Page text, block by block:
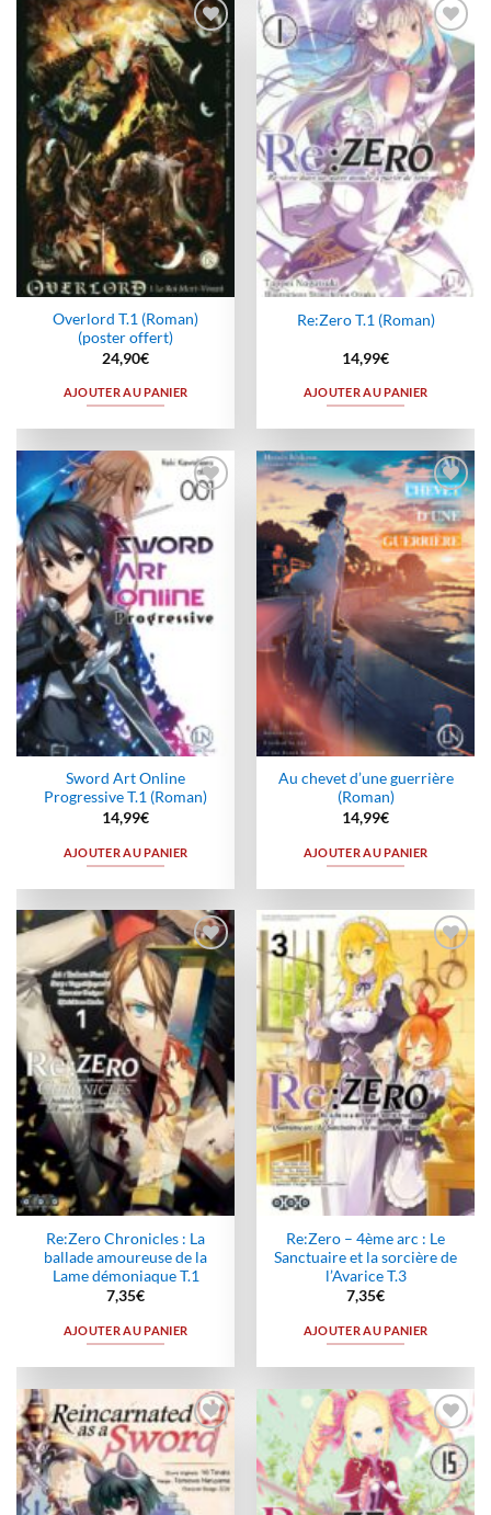
Ajouter
à la
wishlist
Overlord T.1 (Roman)
(poster offert)
24,90€
AJOUTER AU PANIER
Ajouter
à la
wishlist
Re:Zero T.1 (Roman)
14,99€
AJOUTER AU PANIER
Ajouter
wishlist
Sword Art Online
Progressive T.1 (Roman)
14,99€
AJOUTER AU PANIER
Ajouter
à la
wishlist
Au chevet d’une guerrière
(Roman)
14,99€
AJOUTER AU PANIER
Ajouter
à la
wishlist
Re:Zero Chronicles : La
ballade amoureuse de la
Lame démoniaque T.1
7,35€
AJOUTER AU PANIER
Ajouter
à la
wishlist
Re:Zero – 4ème arc : Le
Sanctuaire et la sorcière de
l’Avarice T.3
7,35€
AJOUTER AU PANIER
Ajouter
à la
wishlist
Ajouter
à la
wishlist